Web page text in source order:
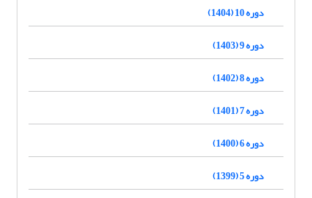
دوره 10 (1404)
دوره 9 (1403)
دوره 8 (1402)
دوره 7 (1401)
دوره 6 (1400)
دوره 5 (1399)